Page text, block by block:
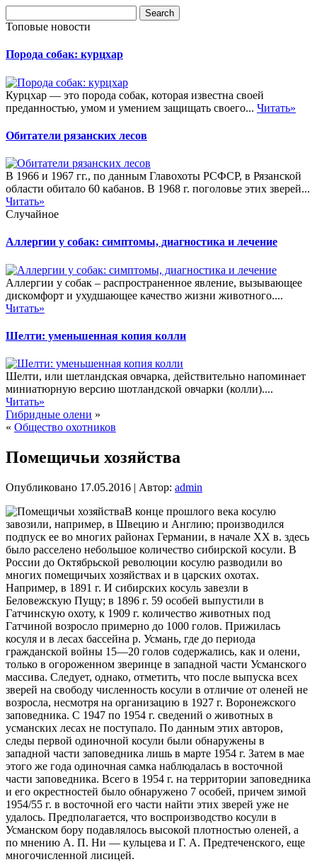
Топовые новости
Порода собак: курцхар
Курцхар — это порода собак, которая известна своей
преданностью, умом и умением защищать своего... Читать»
Обитатели рязанских лесов
В 1966 и 1967 гг., по данным Главохоты РСФСР, в Рязанской
области обитало 60 кабанов. В 1968 г. поголовье этих зверей...
Читать»
Случайное
Аллергии у собак: симптомы, диагностика и лечение
Аллергии у собак – распространенное явление, вызывающее
дискомфорт и ухудшающее качество жизни животного....
Читать»
Шелти: уменьшенная копия колли
Шелти, или шетландская овчарка, действительно напоминает
миниатюрную версию шотландской овчарки (колли)....
Читать»
Гибридные олени »
« Общество охотников
Помещичьи хозяйства
Опубликовано 17.05.2016 | Автор: admin
В конце прошлого века косулю
завозили, например, в Швецию и Англию; производился
подпуск ее во многих районах Германии, в начале XX в. здесь
было расселено небольшое количество сибирской косули. В
России до Октябрьской революции косулю разводили во
многих помещичьих хозяйствах и в царских охотах.
Например, в 1891 г. И сибирских косуль завезли в
Беловежскую Пущу; в 1896 г. 59 особей выпустили в
Гатчинскую охоту, к 1909 г. количество животных под
Гатчиной возросло примерно до 1000 голов. Прижилась
косуля и в лесах бассейна р. Усмань, где до периода
гражданской войны 15—20 голов содержались, как и олени,
только в огороженном зверинце в западной части Усманского
массива. Следует, однако, отметить, что после выпуска всех
зверей на свободу численность косули в отличие от оленей не
возросла, несмотря на организацию в 1927 г. Воронежского
заповедника. С 1947 по 1954 г. сведений о животных в
усманских лесах не поступало. По данным этих авторов,
следы первой одиночной косули были обнаружены в
западной части заповедника лишь в марте 1954 г. Затем в мае
этого же года одиночная самка наблюдалась в восточной
части заповедника. Всего в 1954 г. на территории заповедника
и его окрестностей было обнаружено 7 особей, причем зимой
1954/55 г. в восточной его части найти этих зверей уже не
удалось. Предполагается, что воспроизводство косули в
Усманском бору подавлялось высокой плотностью оленей, а
по мнению А. П. Ни — кульцева и Г. А. Предтеченского, еще
многочисленной лисицей.